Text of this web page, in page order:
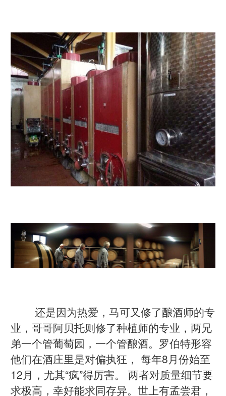
还是因为热爱，马可又修了酿酒师的专
业，哥哥阿贝托则修了种植师的专业，两兄
弟一个管葡萄园，一个管酿酒。罗伯特形容
他们在酒庄里是对偏执狂， 每年8月份始至
12月，尤其“疯”得厉害。 两者对质量细节要
求极高，幸好能求同存异。世上有孟尝君，